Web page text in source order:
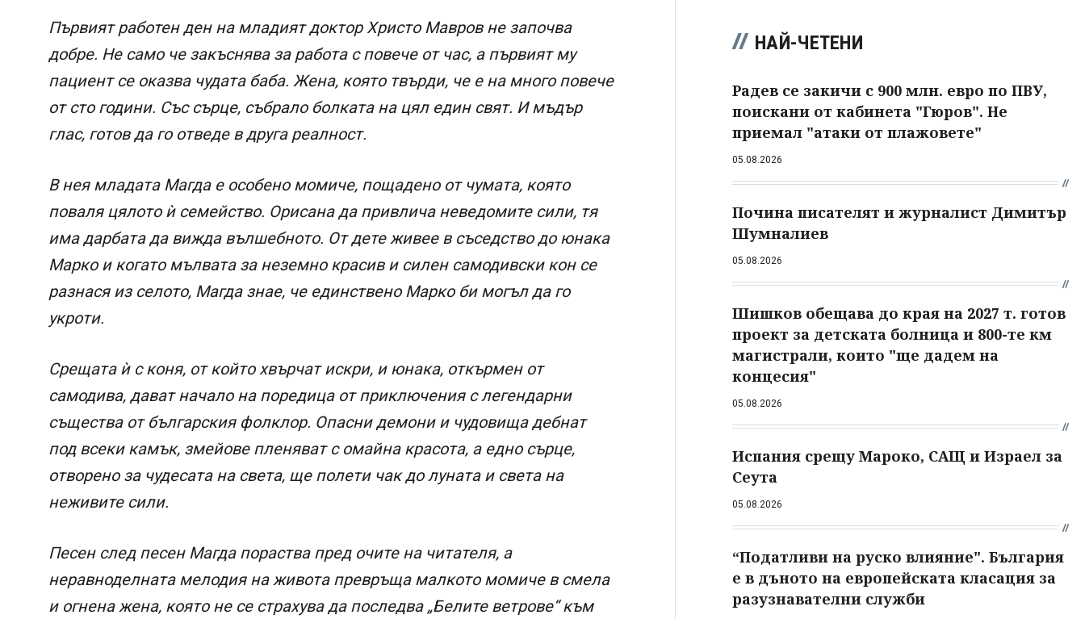
Първият работен ден на младият доктор Христо Мавров не започва
добре. Не само че закъснява за работа с повече от час, а първият му
пациент се оказва чудата баба. Жена, която твърди, че е на много повече
от сто години. Със сърце, събрало болката на цял един свят. И мъдър
глас, готов да го отведе в друга реалност.
В нея младата Магда е особено момиче, пощадено от чумата, която
поваля цялото ѝ семейство. Орисана да привлича неведомите сили, тя
има дарбата да вижда вълшебното. От дете живее в съседство до юнака
Марко и когато мълвата за неземно красив и силен самодивски кон се
разнася из селото, Магда знае, че единствено Марко би могъл да го
укроти.
Срещата ѝ с коня, от който хвърчат искри, и юнака, откърмен от
самодива, дават начало на поредица от приключения с легендарни
същества от българския фолклор. Опасни демони и чудовища дебнат
под всеки камък, змейове пленяват с омайна красота, а едно сърце,
отворено за чудесата на света, ще полети чак до луната и света на
неживите сили.
Песен след песен Магда пораства пред очите на читателя, а
неравноделната мелодия на живота превръща малкото момиче в смела
и огнена жена, която не се страхува да последва „Белите ветрове“ към
НАЙ-ЧЕТЕНИ
Радев се закичи с 900 млн. евро по ПВУ,
поискани от кабинета "Гюров". Не
приемал "атаки от плажовете"
05.08.2026
Почина писателят и журналист Димитър
Шумналиев
05.08.2026
Шишков обещава до края на 2027 т. готов
проект за детската болница и 800-те км
магистрали, които "ще дадем на
концесия"
05.08.2026
Испания срещу Мароко, САЩ и Израел за
Сеута
05.08.2026
“Податливи на руско влияние". България
е в дъното на европейската класация за
разузнавателни служби